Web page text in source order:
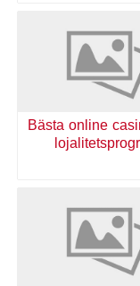
Bästa online